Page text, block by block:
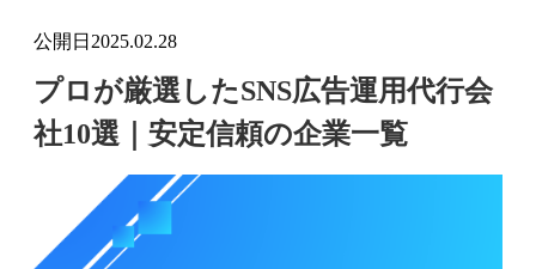
公開日 2025.02.28
プロが厳選したSNS広告運用代行会
社10選｜安定信頼の企業一覧